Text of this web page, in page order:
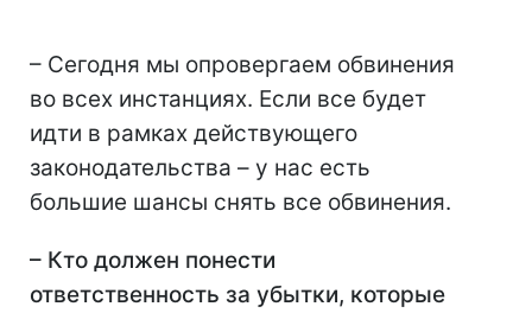
– Сегодня мы опровергаем обвинения
во всех инстанциях. Если все будет
идти в рамках действующего
законодательства – у нас есть
большие шансы снять все обвинения.
– Кто должен понести
ответственность за убытки, которые